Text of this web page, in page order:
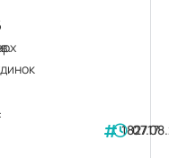
182717